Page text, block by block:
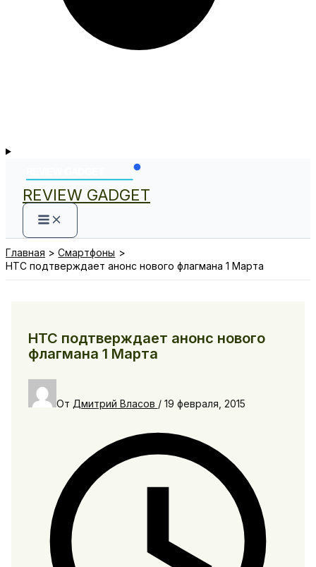
REVIEW GADGET
Главная
Смартфоны
HTC подтверждает анонс нового флагмана 1 Марта
HTC подтверждает анонс нового
флагмана 1 Марта
От Дмитрий Власов / 19 февраля, 2015